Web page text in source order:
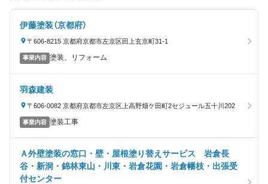
伊藤塗装（京都府）
〒606-8215 京都府京都市左京区田上玄京町31-1
事業内容 塗装、リフォーム
羽森建装
〒606-0082 京都府京都市左京区上高野畑ケ田町2セジュール五十川202
事業内容 塗装工事
Ａ外壁塗装の窓口・壁・屋根塗り替えサービス 岩倉長
谷・新洞・錦林東山・川東・岩倉花園・岩倉幡枝・出張受
付センター